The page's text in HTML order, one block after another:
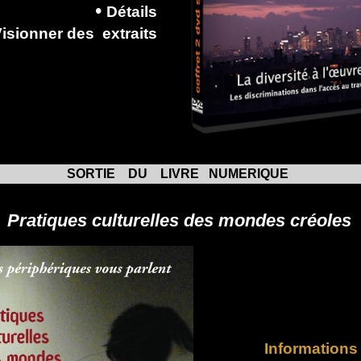
• Détails
des extraits
SORTIE DU LIVRE NUMERIQUE
Pratiques culturelles des mondes créoles
Informations